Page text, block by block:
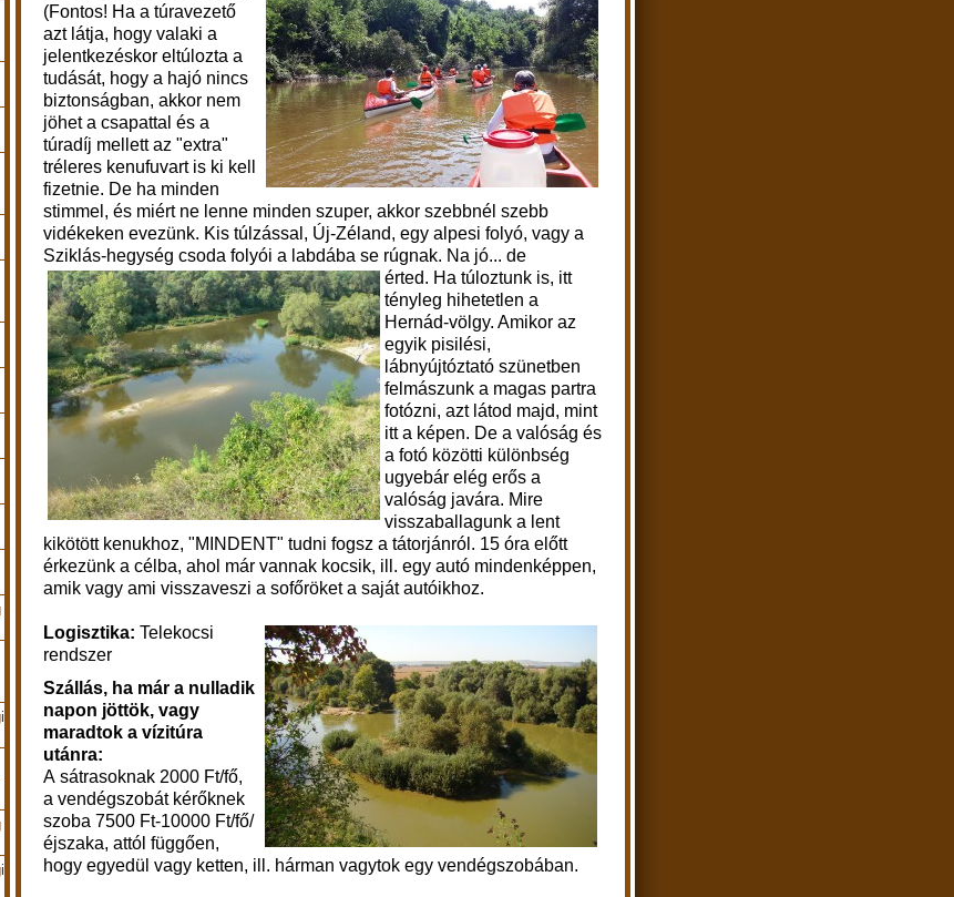
(Fontos! Ha a túravezető
azt látja, hogy valaki a
jelentkezéskor eltúlozta a
tudását, hogy a hajó nincs
biztonságban, akkor nem
jöhet a csapattal és a
túradíj mellett az "extra"
tréleres kenufuvart is ki kell
fizetnie. De ha minden
stimmel, és miért ne lenne minden szuper, akkor szebbnél szebb
vidékeken evezünk. Kis túlzással, Új-Zéland, egy alpesi folyó, vagy a
Sziklás-hegység csoda folyói a labdába se rúgnak. Na jó... de
érted. Ha túloztunk is, itt
tényleg hihetetlen a
Hernád-völgy. Amikor az
egyik pisilési,
lábnyújtóztató szünetben
felmászunk a magas partra
fotózni, azt látod majd, mint
itt a képen. De a valóság és
a fotó közötti különbség
ugyebár elég erős a
valóság javára. Mire
visszaballagunk a lent
kikötött kenukhoz, "MINDENT" tudni fogsz a tátorjánról. 15 óra előtt
érkezünk a célba, ahol már vannak kocsik, ill. egy autó mindenképpen,
amik vagy ami visszaveszi a sofőröket a saját autóikhoz.
Logisztika: Telekocsi
rendszer
Szállás, ha már a nulladik
napon jöttök, vagy
maradtok a vízitúra
utánra:
A sátrasoknak 2000 Ft/fő,
a vendégszobát kérőknek
szoba 7500 Ft-10000 Ft/fő/
éjszaka, attól függően,
hogy egyedül vagy ketten, ill. hárman vagytok egy vendégszobában.